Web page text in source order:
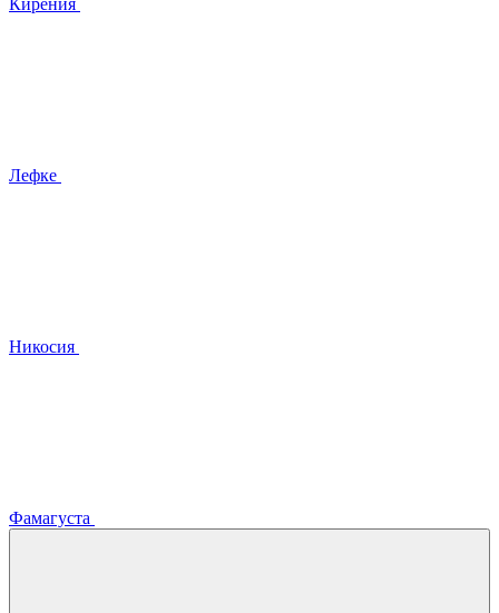
Кирения
Лефке
Никосия
Фамагуста